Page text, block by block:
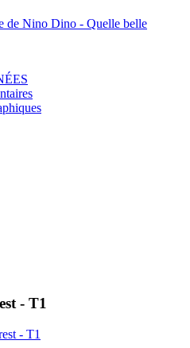
de Nino Dino - Quelle belle
- T1
- T1